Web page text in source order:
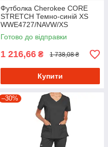
Футболка Cherokee CORE
STRETCH Темно-синій XS
WWE4727/NAVW/XS
Готово до відправки
1 216,66 ₴ 1 738,08 ₴
Купити
–30%